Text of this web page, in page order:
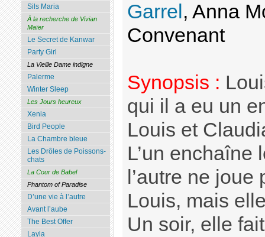
Garrel , Anna
Convenant
Synopsis :
qui il a eu un
Louis et
L’un enchaîne
l’autre ne
Louis, mais
Un soir, elle
Sils Maria
À la recherche de Vivian
Maïer
Le Secret de Kanwar
Party Girl
La Vieille Dame indigne
Palerme
Winter Sleep
Les Jours heureux
Xenia
Bird People
La Chambre bleue
Les Drôles de Poissons-
chats
La Cour de Babel
Phantom of Paradise
D’une vie à l’autre
Avant l’aube
The Best Offer
Layla